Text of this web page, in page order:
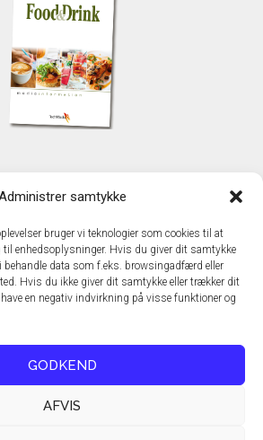
samtykke
bruger vi teknologier som cookies til at
til enhedsoplysninger. Hvis du giver dit samtykke
behandle data som f.eks. browsingadfærd eller
Hvis du ikke giver dit samtykke eller trækker dit
en negativ indvirkning på visse funktioner og
GODKEND
AFVIS
TechMedia A/S
DK – 2600 Glostrup
www.techmedia.dk
+45 43 24 26 28
info@techmedia.dk